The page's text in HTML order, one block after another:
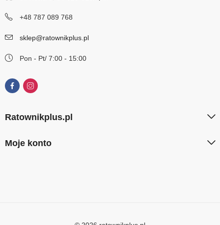
+48 787 089 768
sklep@ratownikplus.pl
Pon - Pt/ 7:00 - 15:00
Ratownikplus.pl
Moje konto